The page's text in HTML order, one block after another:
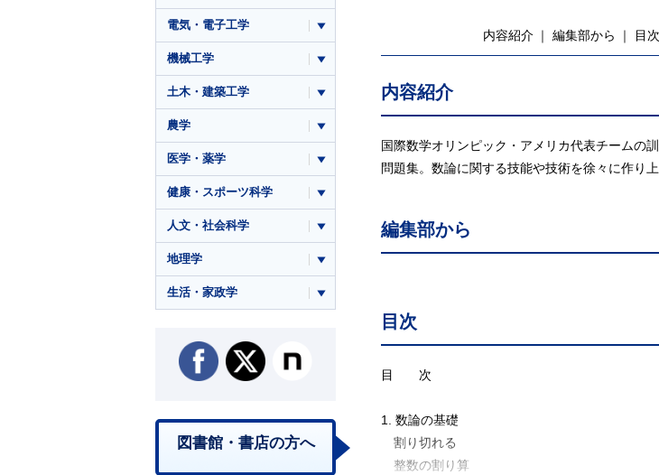
内容紹介 編集部から 目次
内容紹介
国際数学オリンピック・アメリカ代表チームの
問題集。数論に関する技能や技術を徐々に作り
編集部から
目次
目 次
1. 数論の基礎
割り切れる
整数の割り算
電気・電子工学
機械工学
土木・建築工学
農学
医学・薬学
健康・スポーツ科学
人文・社会科学
地理学
生活・家政学
図書館・書店の方へ